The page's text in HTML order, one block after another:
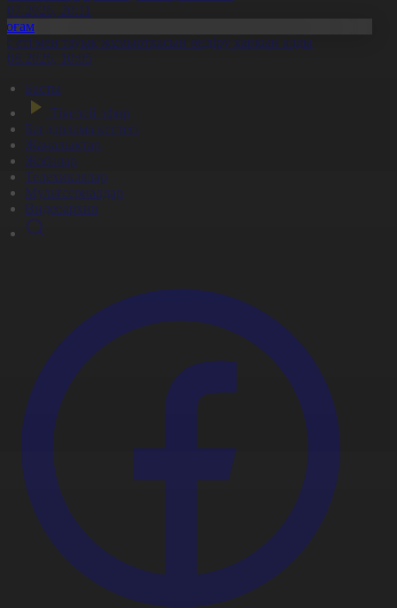
20:11
еті мен тауық жұмыртқасын өндіру қарқын алды
10:05
Басты
Тікелей эфир
Бағдарлама кестесі
Жаңалықтар
Жобалар
Телехикаялар
Мультсериалдар
Видеоархив